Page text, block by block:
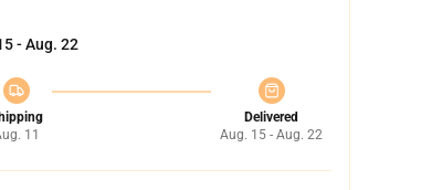
- Aug. 22
11
Delivered
Aug. 15 - Aug. 22